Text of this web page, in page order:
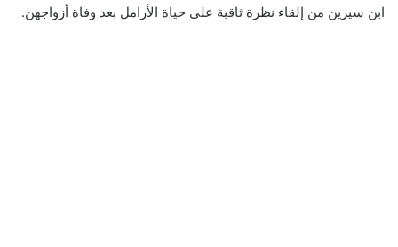
ابن سيرين من إلقاء نظرة ثاقبة على حياة الأرامل بعد وفاة أزواجهن.